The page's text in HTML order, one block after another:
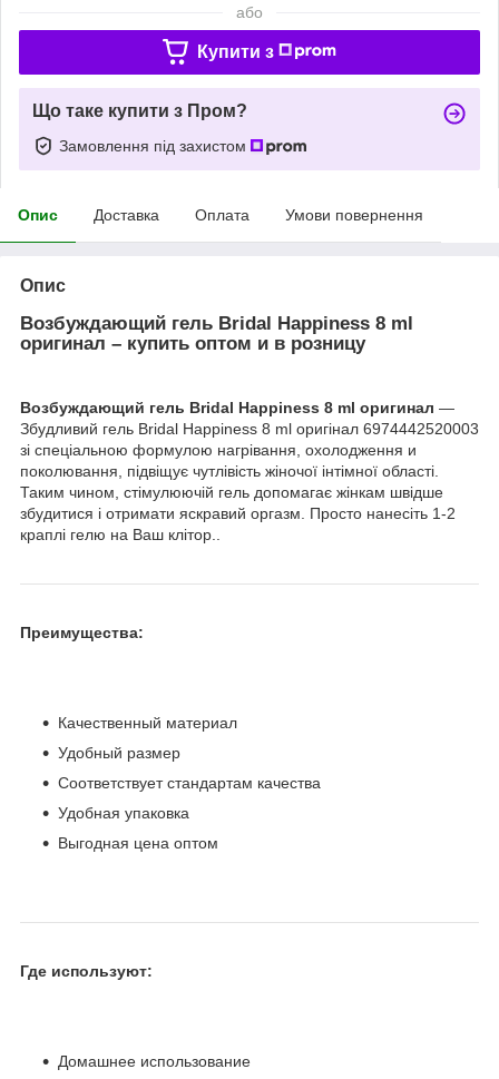
або
Купити з
Що таке купити з Пром?
Замовлення під захистом
Опис Доставка Оплата Умови повернення
Опис
Возбуждающий гель Bridal Happiness 8 ml
оригинал – купить оптом и в розницу
Возбуждающий гель Bridal Happiness 8 ml оригинал —
Збудливий гель Bridal Happiness 8 ml оригінал 6974442520003
зі спеціальною формулою нагрівання, охолодження и
поколювання, підвіщує чутлівість жіночої інтімної області.
Таким чином, стімулюючій гель допомагає жінкам швідше
збудитися і отримати яскравий оргазм. Просто нанесіть 1-2
краплі гелю на Ваш клітор..
Преимущества:
Качественный материал
Удобный размер
Соответствует стандартам качества
Удобная упаковка
Выгодная цена оптом
Где используют:
Домашнее использование